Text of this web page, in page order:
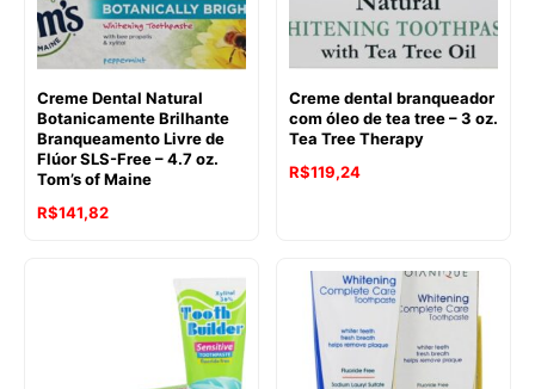
Creme Dental Natural
Botanicamente Brilhante
Branqueamento Livre de
Flúor SLS-Free – 4.7 oz.
Tom’s of Maine
R$141,82
Creme dental branqueador
com óleo de tea tree – 3 oz.
Tea Tree Therapy
R$119,24